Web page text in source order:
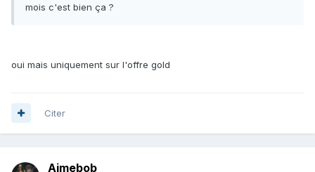
mois c'est bien ça ?
oui mais uniquement sur l'offre gold
Citer
Aimebob